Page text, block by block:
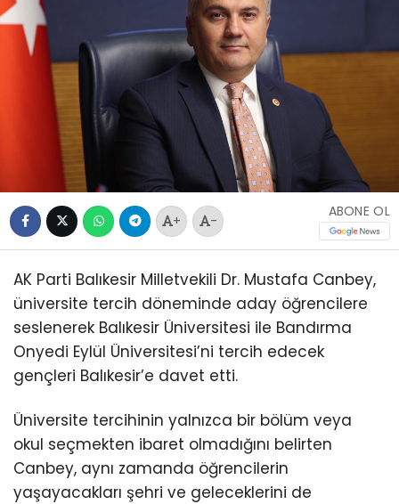
+ -
ABONE OL
AK Parti Balıkesir Milletvekili Dr. Mustafa Canbey,
üniversite tercih döneminde aday öğrencilere
seslenerek Balıkesir Üniversitesi ile Bandırma
Onyedi Eylül Üniversitesi’ni tercih edecek
gençleri Balıkesir’e davet etti.
Üniversite tercihinin yalnızca bir bölüm veya
okul seçmekten ibaret olmadığını belirten
Canbey, aynı zamanda öğrencilerin
yaşayacakları şehri ve geleceklerini de